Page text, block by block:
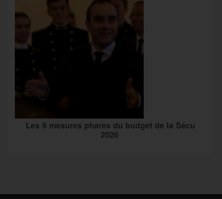
Les 8 mesures phares du budget de la Sécu
2026